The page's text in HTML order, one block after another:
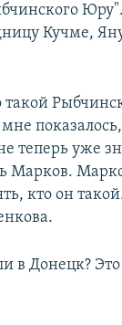
Кучме,
такой
теперь уже
Марков.
кто он
в Донецк? Это